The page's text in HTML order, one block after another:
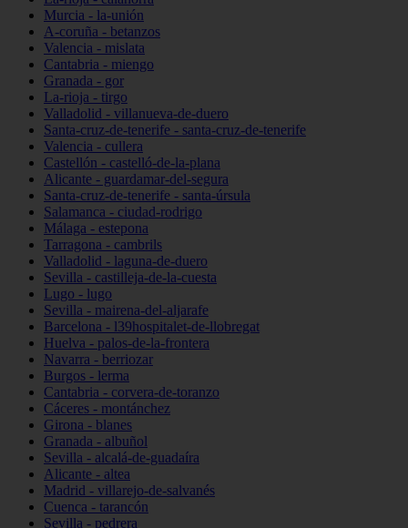
Murcia - la-unión
A-coruña - betanzos
Valencia - mislata
Cantabria - miengo
Granada - gor
La-rioja - tirgo
Valladolid - villanueva-de-duero
Santa-cruz-de-tenerife - santa-cruz-de-tenerife
Valencia - cullera
Castellón - castelló-de-la-plana
Alicante - guardamar-del-segura
Santa-cruz-de-tenerife - santa-úrsula
Salamanca - ciudad-rodrigo
Málaga - estepona
Tarragona - cambrils
Valladolid - laguna-de-duero
Sevilla - castilleja-de-la-cuesta
Lugo - lugo
Sevilla - mairena-del-aljarafe
Barcelona - l39hospitalet-de-llobregat
Huelva - palos-de-la-frontera
Navarra - berriozar
Burgos - lerma
Cantabria - corvera-de-toranzo
Cáceres - montánchez
Girona - blanes
Granada - albuñol
Sevilla - alcalá-de-guadaíra
Alicante - altea
Madrid - villarejo-de-salvanés
Cuenca - tarancón
Sevilla - pedrera